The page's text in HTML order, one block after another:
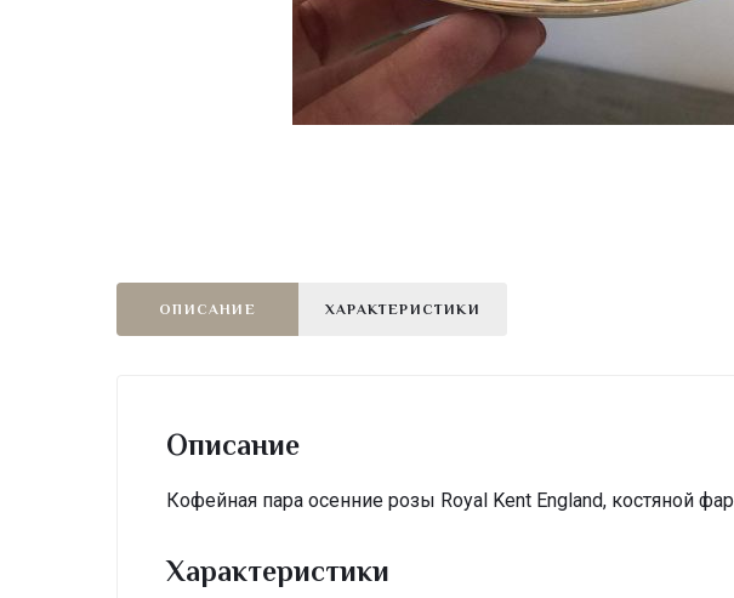
ОПИСАНИЕ ХАРАКТЕРИСТИКИ
Описание
Кофейная пара осенние розы Royal Kent England, костяной
Характеристики